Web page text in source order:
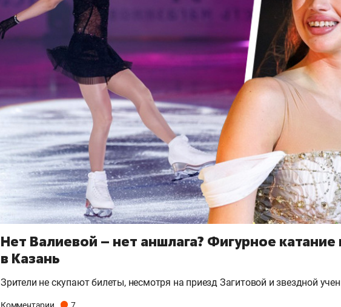
Нет Валиевой – нет аншлага? Фигурное
в Казань
Зрители не скупают билеты, несмотря на приезд Загитовой и звездной